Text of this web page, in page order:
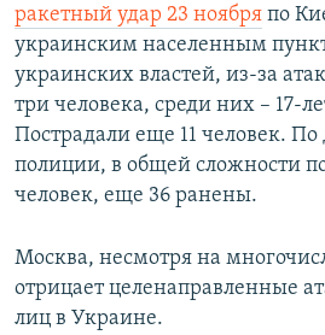
ракетный удар 23 ноября по
украинским населенным
украинских властей, из-за
три человека, среди них – 17-
Пострадали еще 11 человек.
полиции, в общей сложности
человек, еще 36 ранены.
Москва, несмотря на
отрицает целенаправленные
лиц в Украине.